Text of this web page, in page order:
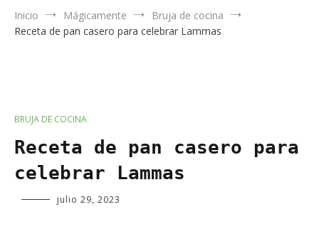
Inicio Mágicamente
Bruja de cocina
Receta de pan casero para celebrar Lammas
BRUJA DE COCINA
Receta de pan casero para
celebrar Lammas
Verde
julio 29, 2023